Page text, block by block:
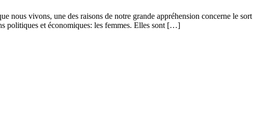
nous vivons, une des raisons de notre grande appréhension concerne le
politiques et économiques: les femmes. Elles sont […]